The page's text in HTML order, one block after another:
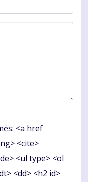
<a href
<cite>
<ul type> <ol
<dd> <h2 id>